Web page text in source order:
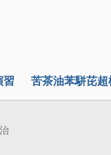
習 苦茶油苯駢芘超